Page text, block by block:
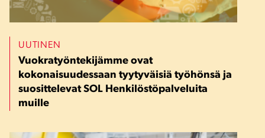
UUTINEN
Vuokratyöntekijämme ovat
kokonaisuudessaan tyytyväisiä työhönsä ja
suosittelevat SOL Henkilöstöpalveluita
muille